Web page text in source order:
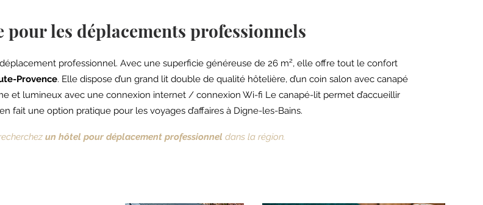
pour les déplacements professionnels
professionnel. Avec une superficie généreuse de 26 m², elle offre tout le confort
Provence. Elle dispose d’un grand lit double de qualité hôtelière, d’un coin salon avec canapé
et lumineux avec une connexion internet / connexion Wi-fi Le canapé-lit permet d’accueillir
fait une option pratique pour les voyages d’affaires à Digne-les-Bains.
un hôtel pour déplacement professionnel dans la région.